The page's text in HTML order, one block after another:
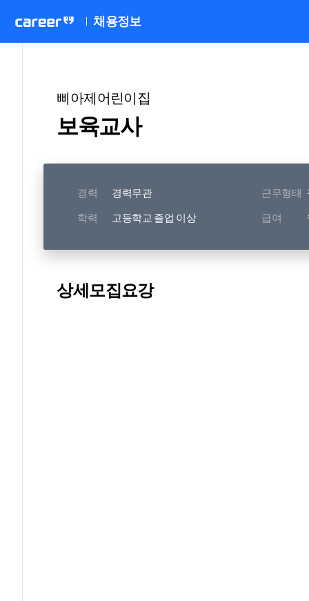
채용정보
삐아제어린이집
보육교사
경력 경력무관 근무형태
학력 고등학교 졸업 이상 급여
상세모집요강